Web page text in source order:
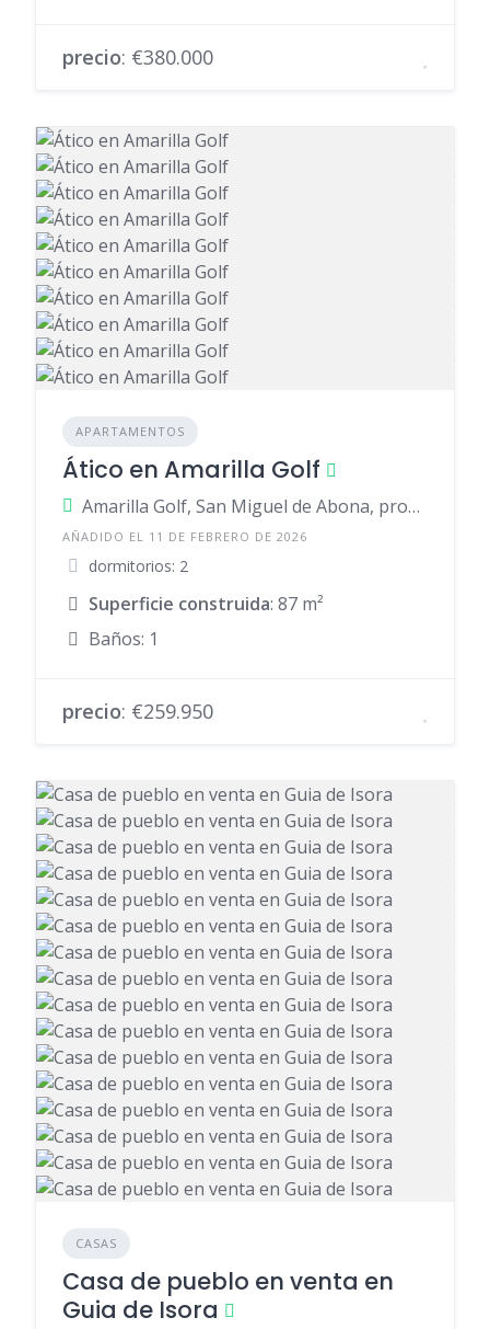
precio: €380.000
APARTAMENTOS
Ático en Amarilla Golf
Amarilla Golf, San Miguel de Abona, provincia de Santa Cruz de Tenerife, España
AÑADIDO EL 11 DE FEBRERO DE 2026
dormitorios: 2
Superficie construida: 87 m²
Baños: 1
precio: €259.950
CASAS
Casa de pueblo en venta en
Guia de Isora